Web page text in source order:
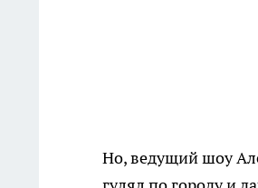
Но, ведущий шоу